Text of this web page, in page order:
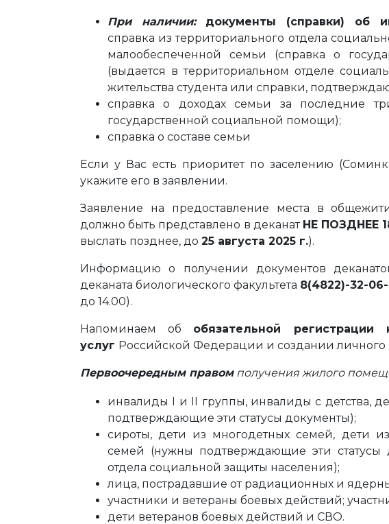
При наличии: документы (справки) об
справка из территориального отдела
малообеспеченной семьи (справка о
(выдается в территориальном отделе
жительства студента или справки,
справка о доходах семьи за последние
государственной социальной помощи);
справка о составе семьи
Если у Вас есть приоритет по заселению
укажите его в заявлении.
Заявление на предоставление места в
должно быть представлено в деканат НЕ ПОЗДНЕЕ
выслать позднее, до 25 августа 2025 г.).
Информацию о получении документов
деканата биологического факультета 8(4822)-32-
до 14.00).
Напоминаем об обязательной регистрации
услуг Российской Федерации и создании личного
Первоочередным правомполучения жилого
инвалиды I и II группы, инвалиды с детства,
подтверждающие эти статусы документы);
сироты, дети из многодетных семей, дети
семей (нужны подтверждающие эти статусы
отдела социальной защиты населения);
лица, пострадавшие от радиационных и
участники и ветераны боевых действий;
дети ветеранов боевых действий и СВО.